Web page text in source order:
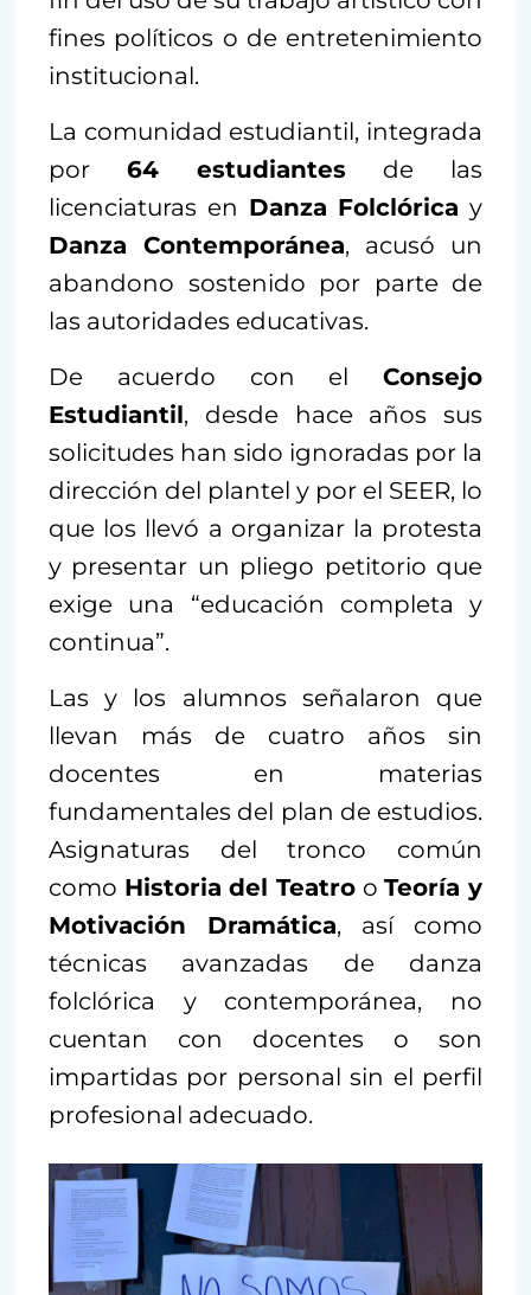
fines políticos o de entretenimiento
institucional.
La comunidad estudiantil, integrada
por 64 estudiantes de las
licenciaturas en Danza Folclórica y
Danza Contemporánea, acusó un
abandono sostenido por parte de
las autoridades educativas.
De acuerdo con el Consejo
Estudiantil, desde hace años sus
solicitudes han sido ignoradas por la
dirección del plantel y por el SEER, lo
que los llevó a organizar la protesta
y presentar un pliego petitorio que
exige una “educación completa y
continua”.
Las y los alumnos señalaron que
llevan más de cuatro años sin
docentes en materias
fundamentales del plan de estudios.
Asignaturas del tronco común
como Historia del Teatro oTeoría y
Motivación Dramática, así como
técnicas avanzadas de danza
folclórica y contemporánea, no
cuentan con docentes o son
impartidas por personal sin el perfil
profesional adecuado.